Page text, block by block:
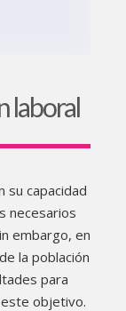
laboral
su capacidad
necesarios
embargo, en
la población
para
objetivo.